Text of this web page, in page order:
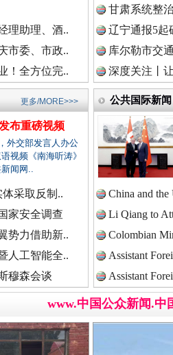
制新闻网.
治新闻网.
院新闻网.
察新闻网.
药新闻网.
盛宴
大吉！ 三轮上
理助理、酒..
市委、市政..
！全方位完..
甘肃系统整
辽宁通报5起
库尔勒市交
深度关注丨
布重磅视频
外交部发言人办公
视频《南海听涛》
闻网..
采取反制..
家安全调查
势力借助新..
人工智能全..
穆森会谈
更多/MORE>>> 公共国际新闻
China and
Li Qiang to
Colombian
Assistant
Assistant
www.中国公众新闻.中